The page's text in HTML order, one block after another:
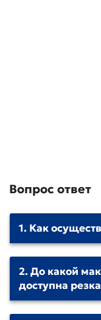
Вопрос ответ
1. Как
2. До какой
доступна